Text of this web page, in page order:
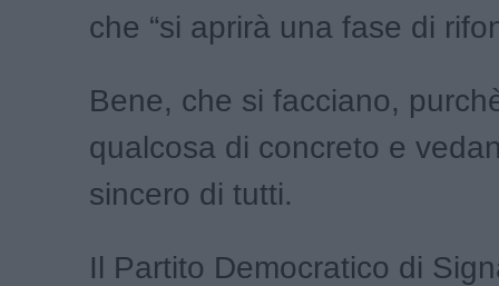
che “si aprirà una fase di
Bene, che si facciano,
qualcosa di concreto e
sincero di tutti.
Il Partito Democratico di